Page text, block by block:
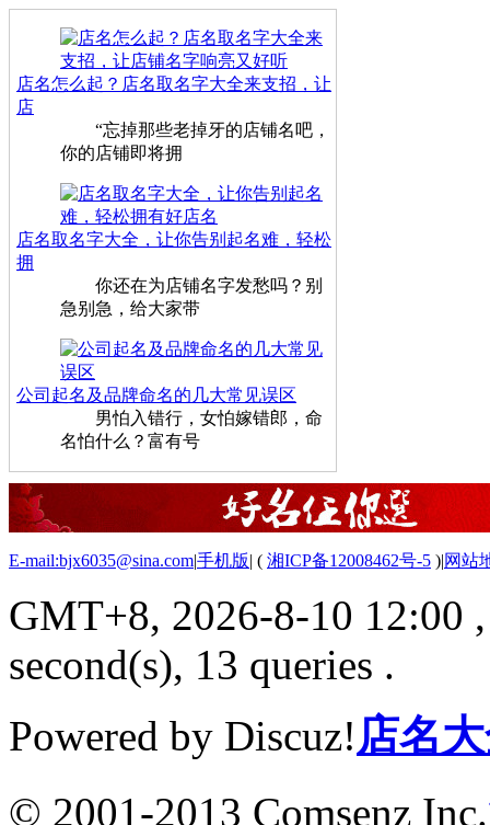
店名怎么起？店名取名字大全来支招，让
店
“忘掉那些老掉牙的店铺名吧，
你的店铺即将拥
店名取名字大全，让你告别起名难，轻松
拥
你还在为店铺名字发愁吗？别
急别急，给大家带
公司起名及品牌命名的几大常见误区
男怕入错行，女怕嫁错郎，命
名怕什么？富有号
E-mail:bjx6035@sina.com|手机版| ( 湘ICP备12008462号-5 )|网站
GMT+8, 2026-8-10 12:00
second(s), 13 queries .
Powered by Discuz!店名
© 2001-2013 Comsenz Inc.